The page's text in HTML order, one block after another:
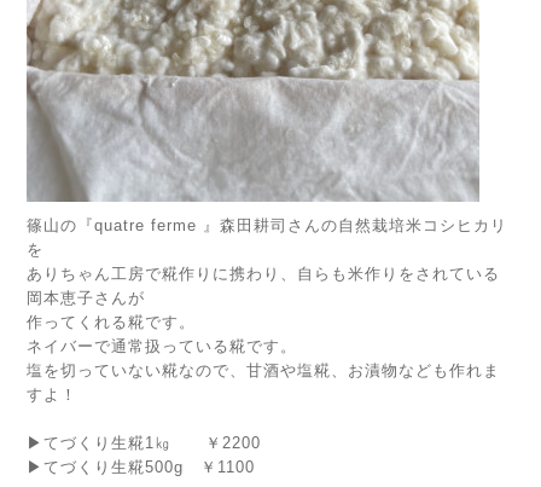
篠山の『quatre ferme 』森田耕司さんの自然栽培米コシヒカリ
を
ありちゃん工房で糀作りに携わり、自らも米作りをされている
岡本恵子さんが
作ってくれる糀です。
ネイバーで通常扱っている糀です。
塩を切っていない糀なので、甘酒や塩糀、お漬物なども作れま
すよ！
▶てづくり生糀1㎏ ￥2200
▶てづくり生糀500g ￥1100